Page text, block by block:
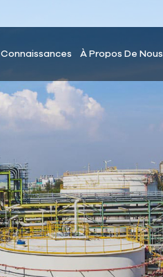
Connaissances À Propos De Nous